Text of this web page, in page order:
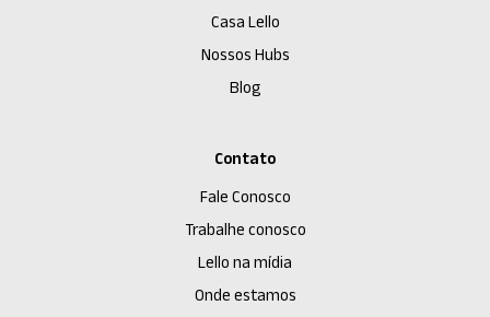
Casa Lello
Nossos Hubs
Blog
Contato
Fale Conosco
Trabalhe conosco
Lello na mídia
Onde estamos